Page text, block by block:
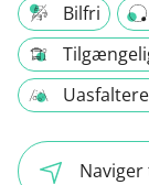
Bilfri